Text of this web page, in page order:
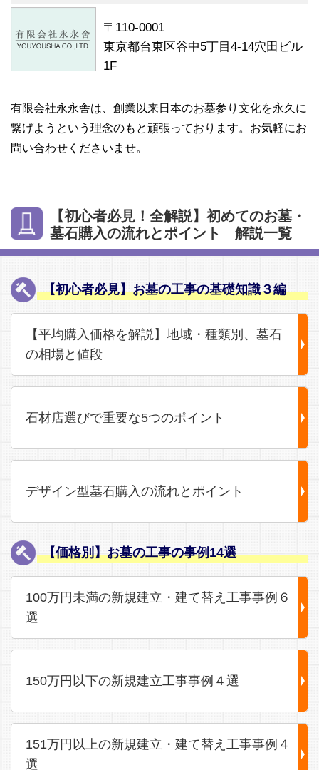
〒110-0001
東京都台東区谷中5丁目4-14穴田ビル
1F
有限会社永永舎は、創業以来日本のお墓参り文化を永久に
繋げようという理念のもと頑張っております。お気軽にお
問い合わせくださいませ。
【初心者必見！全解説】初めてのお墓・
墓石購入の流れとポイント 解説一覧
【初心者必見】お墓の工事の基礎知識３編
【平均購入価格を解説】地域・種類別、墓石
の相場と値段
石材店選びで重要な5つのポイント
デザイン型墓石購入の流れとポイント
【価格別】お墓の工事の事例14選
100万円未満の新規建立・建て替え工事事例６
選
150万円以下の新規建立工事事例４選
151万円以上の新規建立・建て替え工事事例４
選